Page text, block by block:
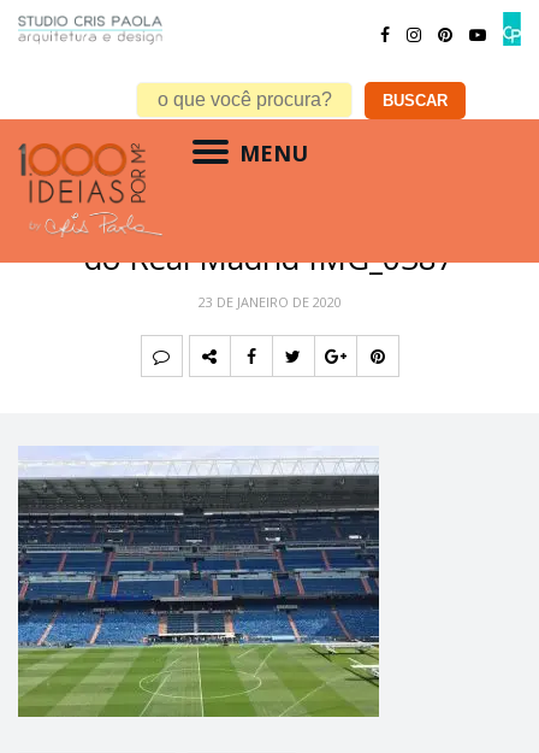
MENU
Estadio Santiago Bernabeo oficial
do Real Madrid IMG_0387
23 DE JANEIRO DE 2020